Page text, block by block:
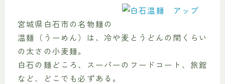
宮城県白石市の名物麺の
温麺（うーめん）は、冷や麦とうどんの間くらい
の太さの小麦麺。
白石の麺どころ、スーパーのフードコート、旅館
など、どこでも必ずある。